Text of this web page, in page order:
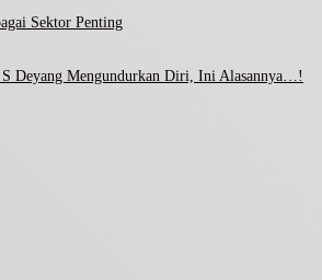
Sektor Penting
Deyang Mengundurkan Diri, Ini Alasannya…!